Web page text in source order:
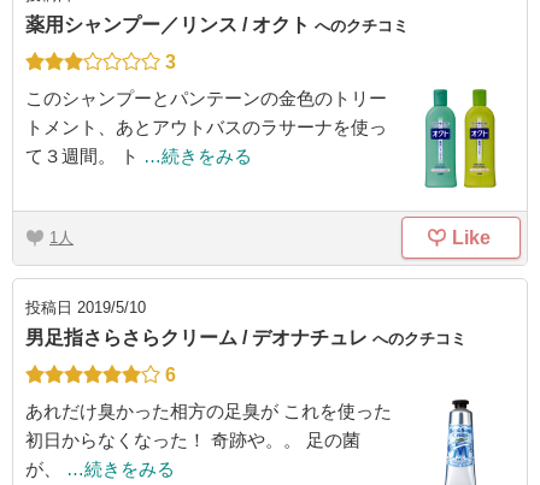
薬用シャンプー／リンス / オクト へのクチコミ
3
このシャンプーとパンテーンの金色のトリー
トメント、あとアウトバスのラサーナを使っ
て３週間。 ト …続きをみる
1 Like
投稿日 2019/5/10
男足指さらさらクリーム / デオナチュレ へのクチコミ
6
あれだけ臭かった相方の足臭が これを使った
初日からなくなった！ 奇跡や。。 足の菌
が、
…続きをみる